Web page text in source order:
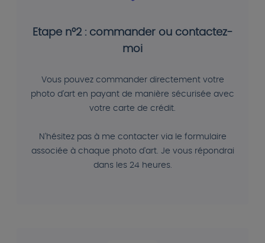
Etape n°2 : commander ou contactez-
moi
Vous pouvez commander directement votre
photo d'art en payant de manière sécurisée avec
votre carte de crédit.
N'hésitez pas à me contacter via le formulaire
associée à chaque photo d'art. Je vous répondrai
dans les 24 heures.